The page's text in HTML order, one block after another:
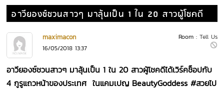
อาวียองซ์ชวนสาวๆ มาลุ้นเป็น 1 ใน 20 สาวผู้โชคดี
Room : Tell Us
maximacon
16/05/2018 13:37
อาวียองซ์ชวนสาวๆ มาลุ้นเป็น 1ใน 20 สาวผู้โชคดีได้เวิร์คช็อปกับ
4 กูรูแถวหน้าของประเทศ ในแคมเปญ BeautyGoddess #สวยไป